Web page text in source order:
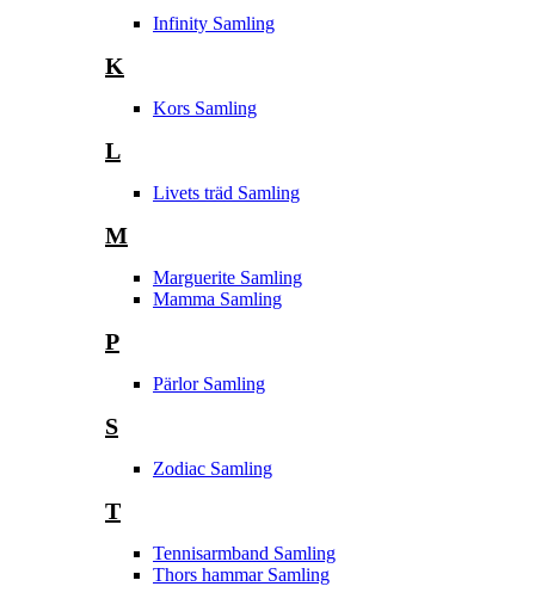
Infinity Samling
K
Kors Samling
L
Livets träd Samling
M
Marguerite Samling
Mamma Samling
P
Pärlor Samling
S
Zodiac Samling
T
Tennisarmband Samling
Thors hammar Samling